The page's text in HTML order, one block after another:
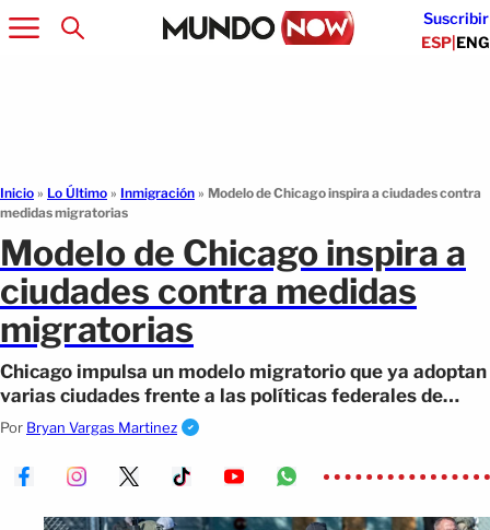
Suscribir
ESP|ENG
Inicio » Lo Último » Inmigración » Modelo de Chicago inspira a ciudades contra
medidas migratorias
Modelo de Chicago inspira a
ciudades contra medidas
migratorias
Chicago impulsa un modelo migratorio que ya adoptan
varias ciudades frente a las políticas federales de
Trump en EE.UU.
Por Bryan Vargas Martinez